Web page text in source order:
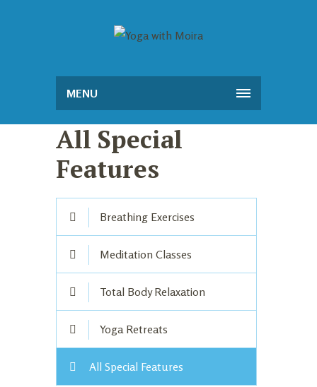
MENU
All Special
Features
Breathing Exercises
Meditation Classes
Total Body Relaxation
Yoga Retreats
All Special Features